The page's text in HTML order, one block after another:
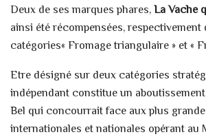
Deux de ses marques phares,La Vache
ainsi été récompensées, respectivement
catégories« Fromage triangulaire » et «
Etre désigné sur deux catégories
indépendant constitue un
Bel qui concourrait face aux plus
internationales et nationales opérant au